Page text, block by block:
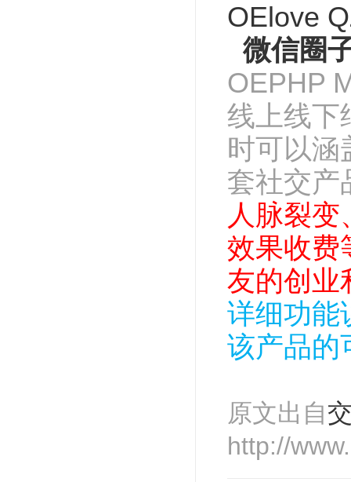
OElove
微信圈
OEPHP
线上线下
时可以涵
套社交产
人脉裂
效果收费
友的创业
详细功能
该产品的
原文出自
http://